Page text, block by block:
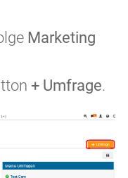
Marketing
+ Umfrage.